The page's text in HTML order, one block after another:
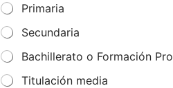
Primaria
Secundaria
Bachillerato o Formación
Titulación media